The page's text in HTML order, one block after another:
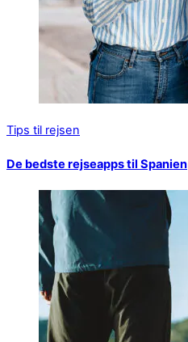
Tips til rejsen
De bedste rejseapps til Spanien